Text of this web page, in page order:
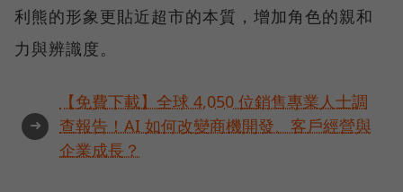
利熊的形象更貼近超市的本質，增加角色的親和
力與辨識度。
➜
【免費下載】全球 4,050 位銷售專業人士調
查報告！AI 如何改變商機開發、客戶經營與
企業成長？